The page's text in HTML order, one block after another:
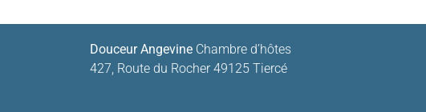
Douceur Angevine Chambre d’hôtes
427, Route du Rocher 49125 Tiercé